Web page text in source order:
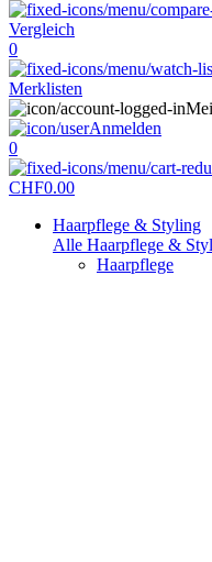
Vergleich
0
Merklisten
Anmelden
0
CHF0.00
Haarpflege & Styling
Alle Haarpflege &
Haarpflege